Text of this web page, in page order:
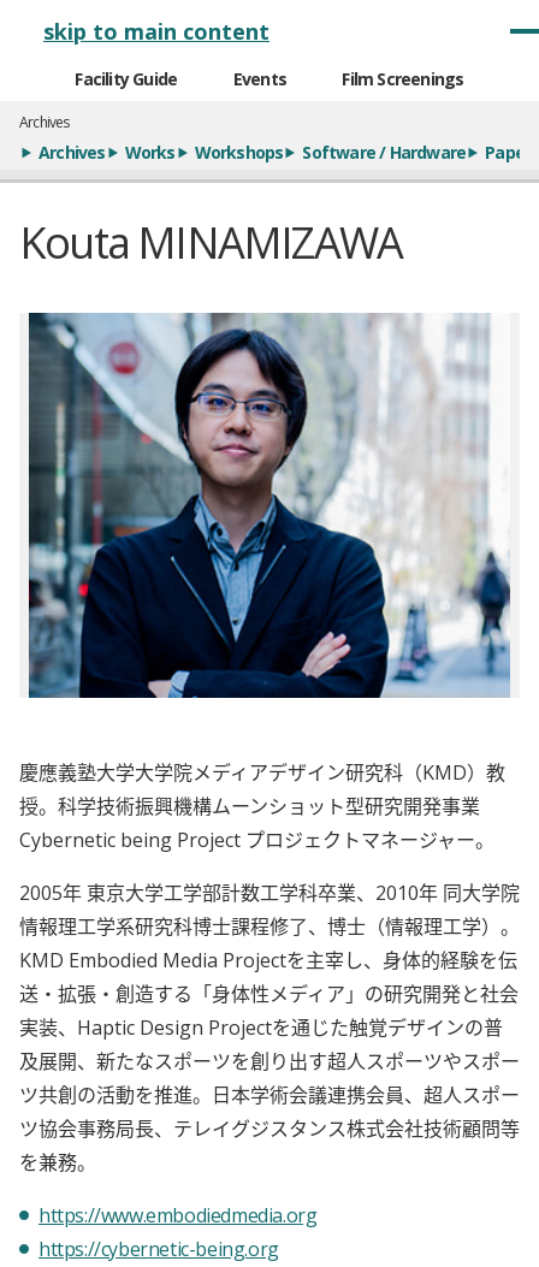
skip to main content
Facility Guide Events Film Screenings
Archives
Archives Works Workshops Software / Hardware Papers
Kouta MINAMIZAWA
慶應義塾大学大学院メディアデザイン研究科（KMD）教
授。科学技術振興機構ムーンショット型研究開発事業
Cybernetic being Project プロジェクトマネージャー。
2005年 東京大学工学部計数工学科卒業、2010年 同大学院
情報理工学系研究科博士課程修了、博士（情報理工学）。
KMD Embodied Media Projectを主宰し、身体的経験を伝
送・拡張・創造する「身体性メディア」の研究開発と社会
実装、Haptic Design Projectを通じた触覚デザインの普
及展開、新たなスポーツを創り出す超人スポーツやスポー
ツ共創の活動を推進。日本学術会議連携会員、超人スポー
ツ協会事務局長、テレイグジスタンス株式会社技術顧問等
を兼務。
https://www.embodiedmedia.org
https://cybernetic-being.org